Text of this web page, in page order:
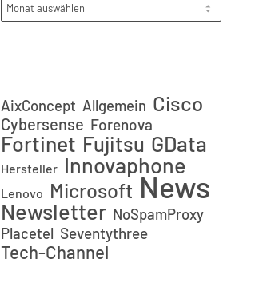
AixConcept Allgemein Cisco
Cybersense Forenova
Fortinet Fujitsu GData
Hersteller Innovaphone
Lenovo Microsoft News
Newsletter NoSpamProxy
Placetel Seventythree
Tech-Channel